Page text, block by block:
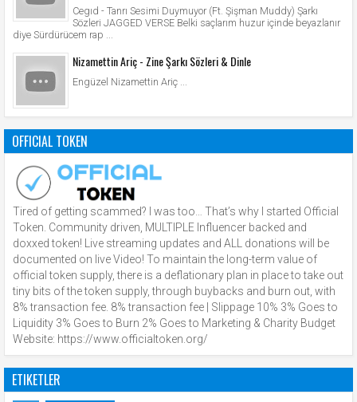
Cegıd - Tanrı Sesimi Duymuyor (Ft. Şişman Muddy) Şarkı
Sözleri JAGGED VERSE Belki saçlarım huzur içinde beyazlanır
diye Sürdürücem rap ...
Nizamettin Ariç - Zine Şarkı Sözleri & Dinle
Engüzel Nizamettin Ariç ...
OFFICIAL TOKEN
Tired of getting scammed? I was too… That’s why I started Official
Token. Community driven, MULTIPLE Influencer backed and
doxxed token! Live streaming updates and ALL donations will be
documented on live Video! To maintain the long-term value of
official token supply, there is a deflationary plan in place to take out
tiny bits of the token supply, through buybacks and burn out, with
8% transaction fee. 8% transaction fee | Slippage 10% 3% Goes to
Liquidity 3% Goes to Burn 2% Goes to Marketing & Charity Budget
Website: https://www.officialtoken.org/
ETIKETLER